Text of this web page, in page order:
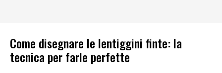
Come disegnare le lentiggini finte: la
tecnica per farle perfette